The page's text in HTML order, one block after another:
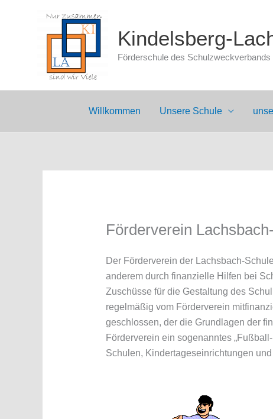
Kindelsberg-
Förderschule des
Willkommen Unsere Schule
Förderverein
Der Förderverein der Lachsbach-
anderem durch finanzielle Hilfen bei
Zuschüsse für die Gestaltung des
regelmäßig vom Förderverein
geschlossen, der die Grundlagen der
Förderverein ein sogenanntes
Schulen, Kindertageseinrichtungen